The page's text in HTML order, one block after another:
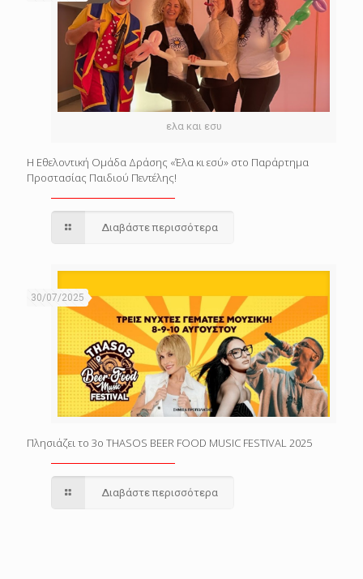
ελα και εσυ
Η Εθελοντική Ομάδα Δράσης «Έλα κι εσύ» στο Παράρτημα
Προστασίας Παιδιού Πεντέλης!
Διαβάστε περισσότερα
30/07/2025
Πλησιάζει το 3o THASOS BEER FOOD MUSIC FESTIVAL 2025
Διαβάστε περισσότερα